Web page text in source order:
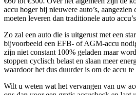
accu hoger bij nieuwere auto’s, aangezien
moeten leveren dan traditionele auto
Zo zal een auto die is uitgerust met een
bijvoorbeeld een EFB- of AGM-accu
zijn niet constant 100% geladen maar
stoppen cyclisch belast en slaan meer
waardoor het dus duurder is om de accu te
Wilt u weten wat het vervangen van uw